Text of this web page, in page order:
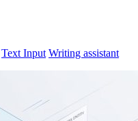
Text Input Writing assistant